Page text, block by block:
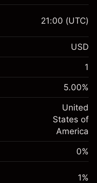
$1,000.00
%
(-$4.31)
apalancamiento
$19,000.00
$1,000.00
-0.000682
%
(-$0.14)
apalancamiento
~ $
21:00 (UTC)
USD
1
5.00%
United
States of
America
0%
1%